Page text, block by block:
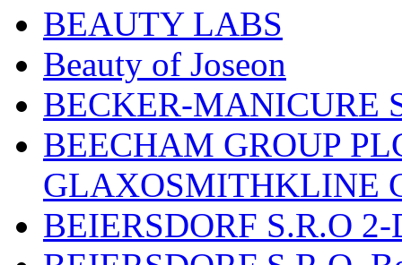
BEAUTY LABS
Beauty of Joseon
BECKER-MANICURE
BEECHAM GROUP
GLAXOSMITHKLINE
BEIERSDORF S.R.O